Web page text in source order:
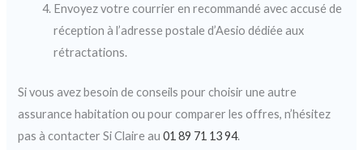
Envoyez votre courrier en recommandé avec accusé de
réception à l’adresse postale d’Aesio dédiée aux
rétractations.
Si vous avez besoin de conseils pour choisir une autre
assurance habitation ou pour comparer les offres, n’hésitez
pas à contacter Si Claire au01 89 71 13 94.